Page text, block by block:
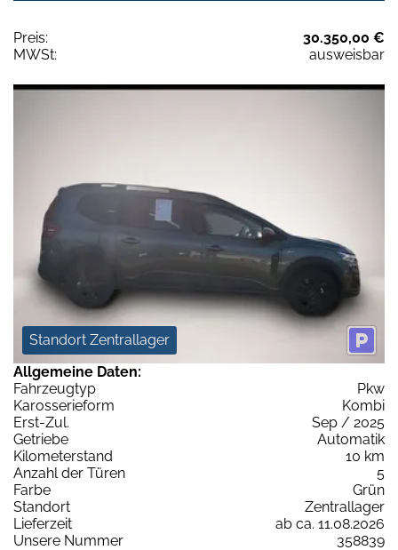
Preis:
30.350,00 €
MWSt:
ausweisbar
Standort Zentrallager
Allgemeine Daten:
Fahrzeugtyp
Pkw
Karosserieform
Kombi
Erst-Zul.
Sep / 2025
Getriebe
Automatik
Kilometerstand
10 km
Anzahl der Türen
5
Farbe
Grün
Standort
Zentrallager
Lieferzeit
ab ca. 11.08.2026
Unsere Nummer
358839